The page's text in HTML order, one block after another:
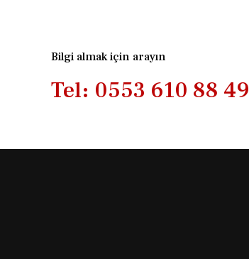
Bilgi almak için arayın
Tel: 0553 610 88 49